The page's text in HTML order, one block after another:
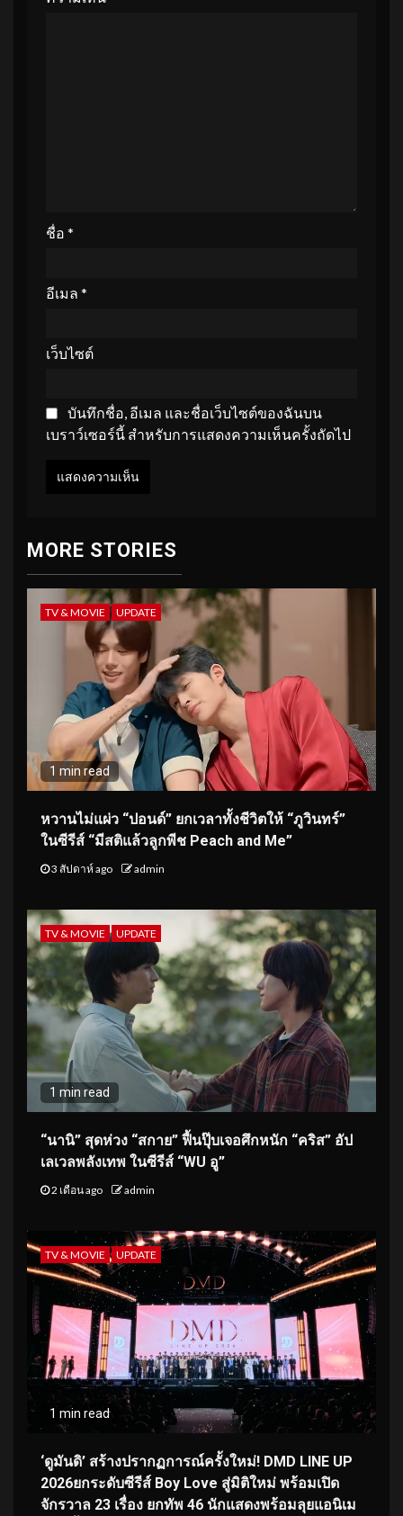
ชื่อ *
อีเมล *
เว็บไซต์
บันทึกชื่อ, อีเมล และชื่อเว็บไซต์ของฉันบน
เบราว์เซอร์นี้ สำหรับการแสดงความเห็นครั้งถัดไป
MORE STORIES
TV & MOVIE UPDATE
1 min read
หวานไม่แผ่ว “ปอนด์” ยกเวลาทั้งชีวิตให้ “ภูวินทร์”
ในซีรีส์ “มีสติแล้วลูกพีช Peach and Me”
3 สัปดาห์ ago admin
TV & MOVIE UPDATE
1 min read
“นานิ” สุดห่วง “สกาย” ฟื้นปุ๊บเจอศึกหนัก “คริส” อัป
เลเวลพลังเทพ ในซีรีส์ “WU อู”
2 เดือน ago admin
TV & MOVIE UPDATE
1 min read
‘ดูมันดิ’ สร้างปรากฏการณ์ครั้งใหม่! DMD LINE UP
2026ยกระดับซีรีส์ Boy Love สู่มิติใหม่ พร้อมเปิด
จักรวาล 23 เรื่อง ยกทัพ 46 นักแสดงพร้อมลุยแอนิเม